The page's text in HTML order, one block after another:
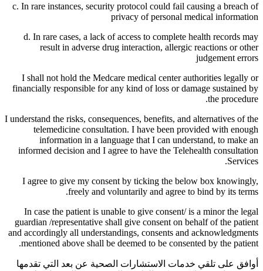
c. In rare instances, security protocol could fail causing a breach of
privacy of personal medical information
d. In rare cases, a lack of access to complete health records may
result in adverse drug interaction, allergic reactions or other
judgement errors
I shall not hold the Medcare medical center authorities legally or
financially responsible for any kind of loss or damage sustained by
the procedure.
I understand the risks, consequences, benefits, and alternatives of the
telemedicine consultation. I have been provided with enough
information in a language that I can understand, to make an
informed decision and I agree to have the Telehealth consultation
Services.
I agree to give my consent by ticking the below box knowingly,
freely and voluntarily and agree to bind by its terms.
In case the patient is unable to give consent/ is a minor the legal
guardian /representative shall give consent on behalf of the patient
and accordingly all understandings, consents and acknowledgments
mentioned above shall be deemed to be consented by the patient.
أوافق على تلقي خدمات الاستشارات الصحية عن بعد التي تقدمها